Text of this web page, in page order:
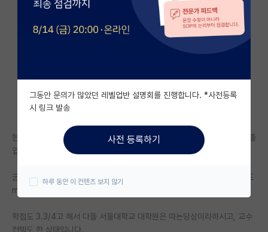
전체글보기
베스트 게시판
자유 게시판(아무개랩)
미국 유학 게시판
미국 대학원 합격 후기 게시판
대학원생 모집 게시판
연구실(PI) 홍보 게시판
석박사 채용 정보 게시판
현재 미국 대학교 전기공학학사입니다, 한 1년 남았습니다. (2022년 5월 졸
업예정)
군대 전역후 복학하려니까 코로나가 퍼져서 한국에 있으면서, 논문 2개정도
mdpi에 기재하고, 8월까지 3개 기재할거같습니다.
학점도 3.3/4고 해서 다들 서울대학교 대학원은 따논당상이라하시고, 교수
컨텍도 한 상태입니다.
그동안 문의가 많았던 레벨업반 설명회를 진행합니다. *사전등록
시 링크 발송
사전 등록하기
하루 동안 이 컨텐츠 보지 않기